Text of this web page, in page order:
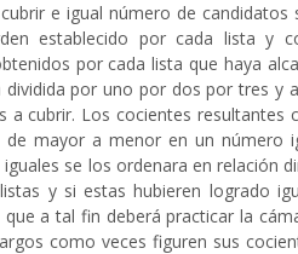
e igual número de candidatos
establecido por cada lista y
por cada lista que haya
por uno por dos por tres y
cubrir. Los cocientes resultantes
de mayor a menor en un número
se los ordenara en relación
y si estas hubieren logrado
a tal fin deberá practicar la
como veces figuren sus